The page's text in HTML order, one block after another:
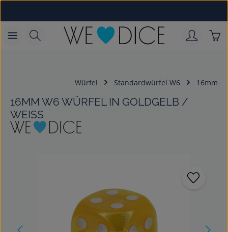
Würfel Standardwürfel W6 16mm
16MM W6 WÜRFEL IN GOLDGELB /
WEISS